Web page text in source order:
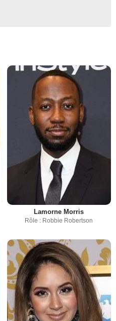
Lamorne Morris
Rôle : Robbie Robertson